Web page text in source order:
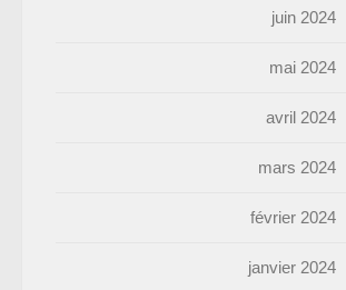
juin 2024
mai 2024
avril 2024
mars 2024
février 2024
janvier 2024